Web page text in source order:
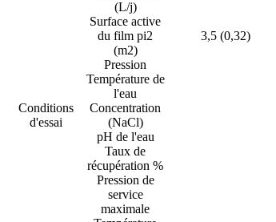
(L/j)
Surface active
du film pi2
(m2)
3,5 (0,32)
Conditions
d'essai
Pression
Température de
l'eau
Concentration
(NaCl)
pH de l'eau
Taux de
récupération %
Pression de
service
maximale